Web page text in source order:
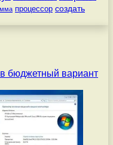
процессор создать